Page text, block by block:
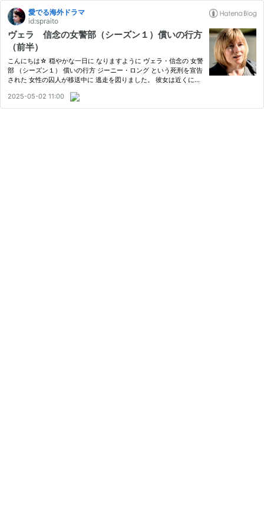
愛でる海外ドラマ
id:spraito
ヴェラ 信念の女警部（シーズン１）償いの行方
（前半）
こんにちは☆ 穏やかな一日に なりますように ヴェラ・信念の 女警
部 （シーズン１） 償いの行方 ジーニー・ロング という死刑を宣告
された 女性の囚人が移送中に 逃走を図りました。 彼女は近くに住
よって、自分の人生が 滅茶苦茶にされたと 思っていたの…
2025-05-02 11:00